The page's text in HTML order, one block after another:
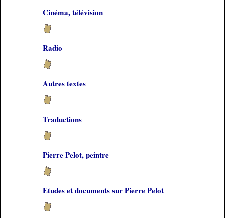
Cinéma, télévision
Radio
Autres textes
Traductions
Pierre Pelot, peintre
Etudes et documents sur Pierre Pelot